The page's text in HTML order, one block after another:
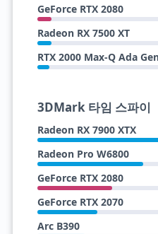
GeForce RTX 2080
Radeon RX 7500 XT
3DMark 타임 스파이
Radeon RX 7900 XTX
Radeon Pro W6800
GeForce RTX 2080
GeForce RTX 2070
Arc B390